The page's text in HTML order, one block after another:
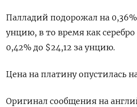
Палладий подорожал на 0,36%
унцию, в то время как
0,42% до $24,12​ за унцию.
Цена на платину опустилась
Оригинал сообщения на